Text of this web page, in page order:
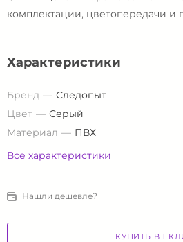
комплектации, цветопередачи и
Характеристики
Бренд
Следопыт
Цвет
Серый
Материал
ПВХ
Все характеристики
Нашли дешевле?
КУПИТЬ В 1